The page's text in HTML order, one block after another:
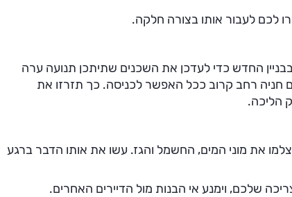
לכם לעבור אותו בצורה חלקה.
ובבניין החדש כדי לעדכן את השכנים שתיתכן תנועה ערה
חניה רחב קרוב ככל האפשר לכניסה. כך תזרזו את
הליכה.
צלמו את מוני המים, החשמל והגז. עשו את אותו הדבר ברגע
שלכם, וימנע אי הבנות מול הדיירים האחרים.